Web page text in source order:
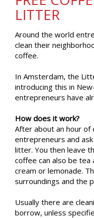
LITTER
Around the world
clean their
coffee.
In Amsterdam, the
introducing this in
entrepreneurs have
How does it work?
After about an hour of
entrepreneurs and
litter. You then leave
coffee can also be tea
cream or lemonade.
surroundings and the
Usually there are
borrow, unless